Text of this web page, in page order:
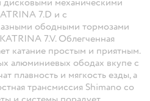
7.D и с
ободными тормозами
7.V. Облегченная
катание простым и приятным.
алюминиевых ободах вкупе с
плавность и мягкость езды, а
трансмиссия Shimano со